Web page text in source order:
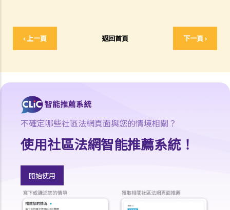
‹ 上一頁 返回首頁 下一頁 ›
者。因我經已辭去現有工作（而新職員亦已上班），我在離職時便成為
失業人士。我可否向給予新聘約的公司採取法律行動或尋求補救方法？
B. 薪酬
$3,000 以作賠償，我可否作此扣除？僱主在甚麼情況下才可扣減僱員薪
金？
3. 我已被拖欠了一個月薪金，而老闆告訴我他已無能力支付薪金，他有
4. 我的工作地方突然被關閉，而自上個月起我便沒有再收到薪金，我認
為公司的財政已陷入困境，而公司亦很可能面臨清盤。我能否取回全部
（或部分）薪金？
不確定哪些社區法網頁面與您的情境相關？
使用社區法網智能推薦系統！
開始使用